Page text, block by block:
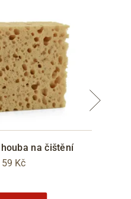
na čištění
59 Kč